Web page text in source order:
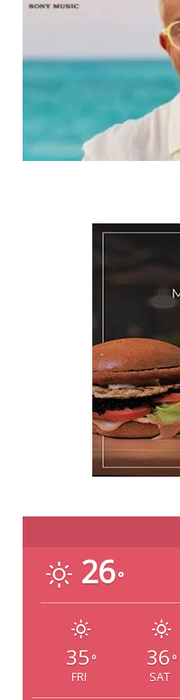
26°
35 °
FRI
36 °
SAT